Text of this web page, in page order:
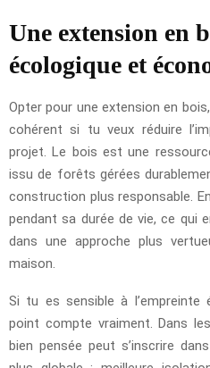
Une extension en
écologique et
Opter pour une extension en
cohérent si tu veux réduire
projet. Le bois est une
issu de forêts gérées
construction plus responsable.
pendant sa durée de vie, ce qui
dans une approche plus
maison.
Si tu es sensible à l’empreinte
point compte vraiment. Dans
bien pensée peut s’inscrire